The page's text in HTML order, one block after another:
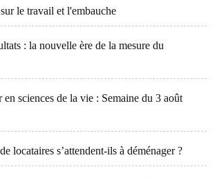
le travail et l'embauche
: la nouvelle ère de la mesure du
en sciences de la vie : Semaine du 3 août
locataires s’attendent-ils à déménager ?